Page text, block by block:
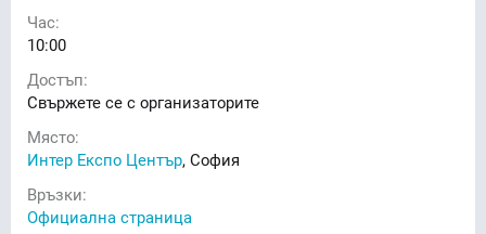
Час:
10:00
Достъп:
Свържете се с организаторите
Място:
Интер Експо Център, София
Връзки:
Официална страница